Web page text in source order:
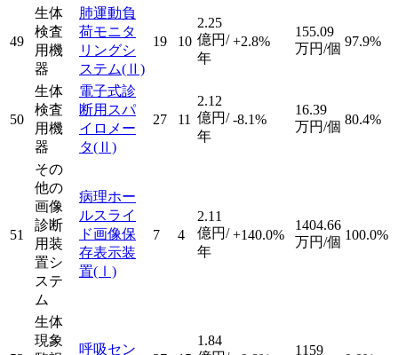
49
生体
検査
用機
器
肺運動負
荷モニタ
リングシ
ステム(Ⅱ)
19 10
2.25
億円/
年
+2.8%
155.09
万円/個 97.9%
50
生体
検査
用機
器
電子式診
断用スパ
イロメー
タ(Ⅱ)
27 11
2.12
億円/
年
-8.1%
16.39
万円/個 80.4%
51
その
他の
画像
診断
用装
置シ
ステ
ム
病理ホー
ルスライ
ド画像保
存表示装
置(Ⅰ)
7 4
2.11
億円/
年
+140.0%
1404.66
万円/個 100.0%
生体
現象
呼吸セン
1.84
1159